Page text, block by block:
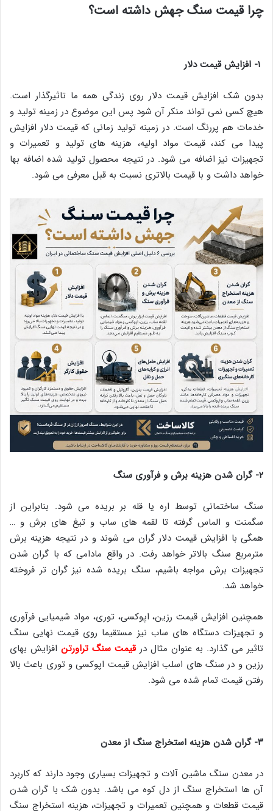
چرا قیمت سنگ جهش داشته است؟
بدون شک افزایش قیمت دلار روی زندگی همه ما تاثیرگذار است.
هیچ کسی نمی تواند منکر آن شود پس این موضوع در زمینه تولید و
خدمات هم پررنگ است. در زمینه تولید زمانی که قیمت دلار افزایش
پیدا می کند، قیمت مواد اولیه، هزینه های تولید و تعمیرات و
تجهیزات نیز اضافه می شود. در نتیجه محصول تولید شده اضافه بها
خواهد داشت و با قیمت بالاتری نسبت به قبل معرفی می شود.
۲- گران شدن هزینه برش و فرآوری سنگ
سنگ ساختمانی توسط اره یا قله بر بریده می شود. بنابراین از
سگمنت و الماس گرفته تا لقمه های ساب و تیغ های برش و …
همگی با افزایش قیمت دلار گران می شوند و در نتیجه هزینه برش
مترمربع سنگ بالاتر خواهد رفت. در واقع مادامی که با گران شدن
تجهیزات برش مواجه باشیم، سنگ بریده شده نیز گران تر فروخته
خواهد شد.
همچنین افزایش قیمت رزین، اپوکسی، توری، مواد شیمیایی فرآوری
و تجهیزات دستگاه های ساب نیز مستقیما روی قیمت نهایی سنگ
تاثیر می گذارد. به عنوان مثال درقیمت سنگ تراورتن افزایش بهای
رزین و در سنگ های اسلب افزایش قیمت اپوکسی و توری باعث بالا
رفتن قیمت تمام شده می شود.
۳- گران شدن هزینه استخراج سنگ از معدن
در معدن سنگ ماشین آلات و تجهیزات بسیاری وجود دارند که کاربرد
آن ها استخراج سنگ از دل کوه می باشد. بدون شک با گران شدن
قیمت قطعات و همچنین تعمیرات و تجهیزات، هزینه استخراج سنگ